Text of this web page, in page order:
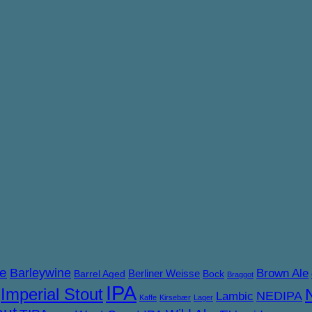
Barleywine Barrel Aged Berliner Weisse Bock Braggot Brown Ale
Imperial Stout IPA Kaffe Kirsebær Lager Lambic NEDIPA